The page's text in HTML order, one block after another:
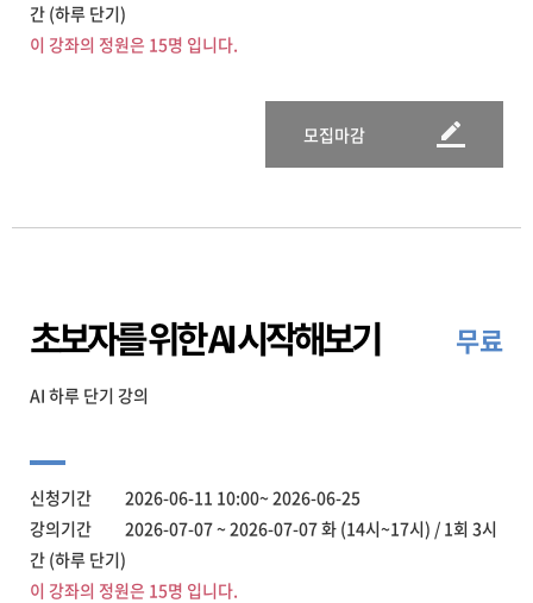
간 (하루 단기)
이 강좌의 정원은 15명 입니다.
모집마감
초보자를 위한 AI 시작해보기 무료
AI 하루 단기 강의
신청기간 2026-06-11 10:00~ 2026-06-25
강의기간 2026-07-07 ~ 2026-07-07 화 (14시~17시) / 1회 3시
간 (하루 단기)
이 강좌의 정원은 15명 입니다.